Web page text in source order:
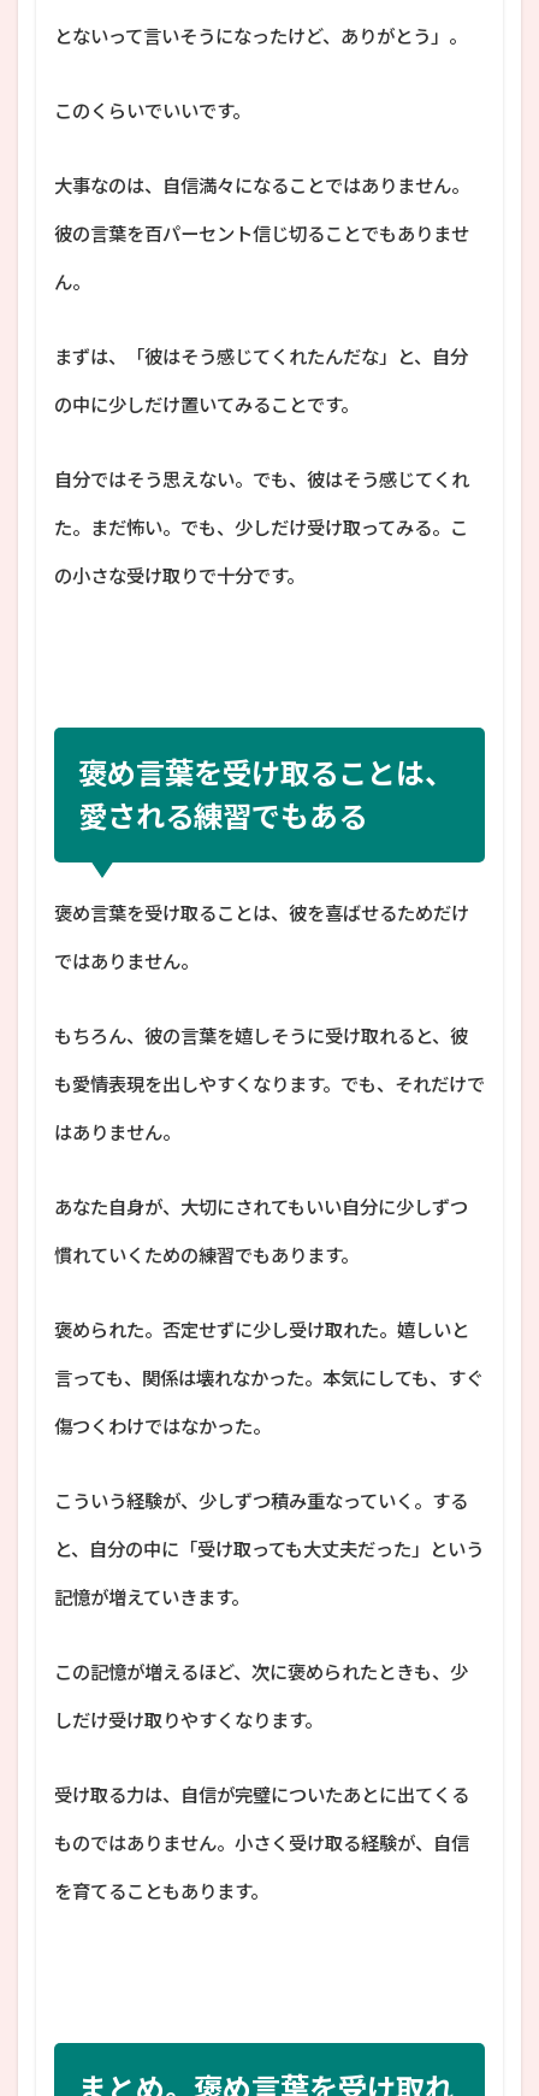
とないって言いそうになったけど、ありがとう」。
このくらいでいいです。
大事なのは、自信満々になることではありません。
彼の言葉を百パーセント信じ切ることでもありませ
ん。
まずは、「彼はそう感じてくれたんだな」と、自分
の中に少しだけ置いてみることです。
自分ではそう思えない。でも、彼はそう感じてくれ
た。まだ怖い。でも、少しだけ受け取ってみる。こ
の小さな受け取りで十分です。
褒め言葉を受け取ることは、
愛される練習でもある
褒め言葉を受け取ることは、彼を喜ばせるためだけ
ではありません。
もちろん、彼の言葉を嬉しそうに受け取れると、彼
も愛情表現を出しやすくなります。でも、それだけで
はありません。
あなた自身が、大切にされてもいい自分に少しずつ
慣れていくための練習でもあります。
褒められた。否定せずに少し受け取れた。嬉しいと
言っても、関係は壊れなかった。本気にしても、すぐ
傷つくわけではなかった。
こういう経験が、少しずつ積み重なっていく。する
と、自分の中に「受け取っても大丈夫だった」という
記憶が増えていきます。
この記憶が増えるほど、次に褒められたときも、少
しだけ受け取りやすくなります。
受け取る力は、自信が完璧についたあとに出てくる
ものではありません。小さく受け取る経験が、自信
を育てることもあります。
まとめ。褒め言葉を受け取れ